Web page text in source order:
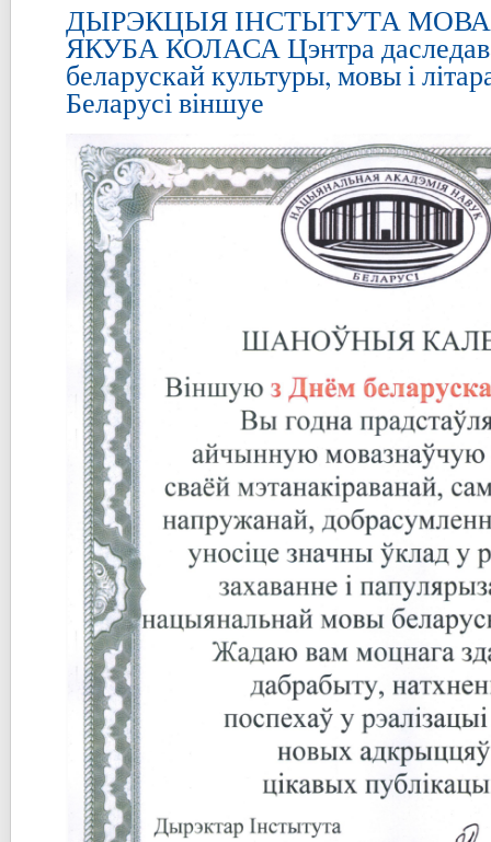
ДЫРЭКЦЫЯ ІНСТЫТУТА
ЯКУБА КОЛАСА Цэнтра
беларускай культуры, мовы і
Беларусі віншуе